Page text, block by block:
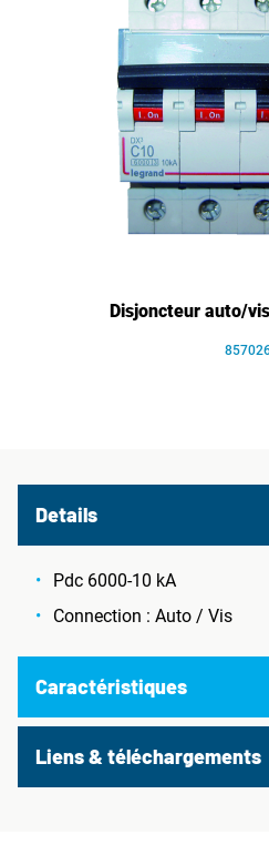
Disjoncteur auto/
Details
Pdc 6000-10 kA
Connection : Auto / Vis
Caractéristiques
Liens & téléchargements